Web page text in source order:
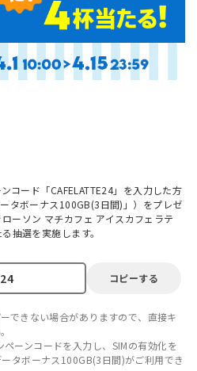
コード「CAFELATTE24」を入力した方
タボーナス100GB(3日間)」）をプレゼ
ーソン マチカフェ アイスカフェラテ
抽選を実施します。
コピーする
できない場合がありますので、直接キ
ーンコードを入力し、SIMの有効化を
タボーナス100GB(3日間)がご利用でき